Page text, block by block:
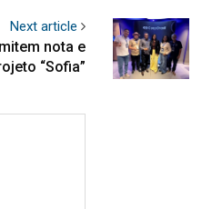
Next article
nota e
“Sofia”